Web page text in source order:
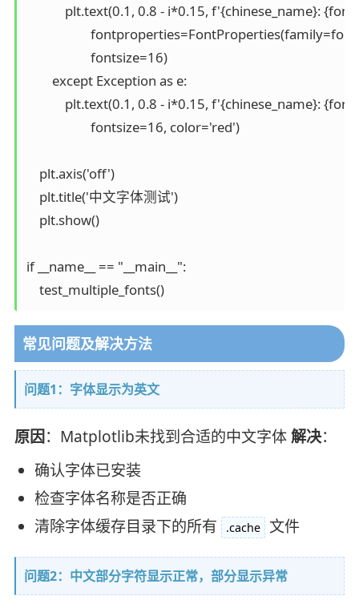
plt.text(0.1, 0.8 - i*0.15, f'{chinese_name}:
                    fontsize=16)
        except Exception as e:
plt.text(0.1, 0.8 - i*0.15, f'{chinese_name}:
                    fontsize=16, color='red')
    plt.axis('off')
    plt.title('中文字体测试')
    plt.show()
if __name__ == "__main__":
    test_multiple_fonts()
常见问题及解决方法
问题1：字体显示为英文
原因：Matplotlib未找到合适的中文字体解决：
确认字体已安装
检查字体名称是否正确
清除字体缓存目录下的所有
.cache 文件
问题2：中文部分字符显示正常，部分显示异常